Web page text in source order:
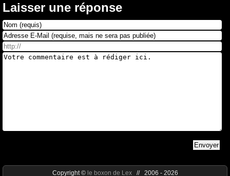
Laisser une réponse
Copyright © le boxon de Lex// 2006 - 2026